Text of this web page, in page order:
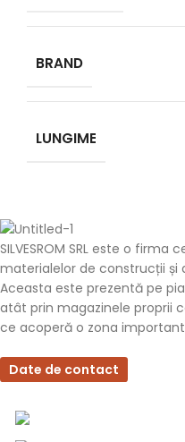
BRAND
LUNGIME
SILVESROM SRL este o
materialelor de construcții și
Aceasta este prezentă pe
atât prin magazinele proprii
ce acoperă o zona
Date de contact